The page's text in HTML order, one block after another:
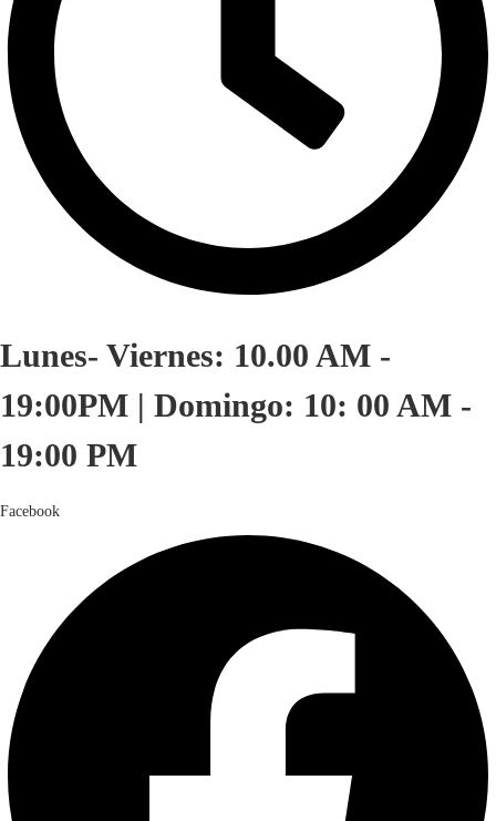
Lunes- Viernes: 10.00 AM -
19:00PM | Domingo: 10: 00 AM -
19:00 PM
Facebook